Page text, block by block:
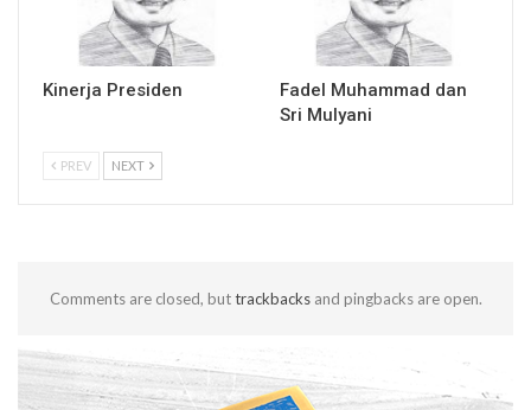
Kinerja Presiden
Fadel Muhammad dan
Sri Mulyani
PREV NEXT
Comments are closed, buttrackbacksand pingbacks are open.